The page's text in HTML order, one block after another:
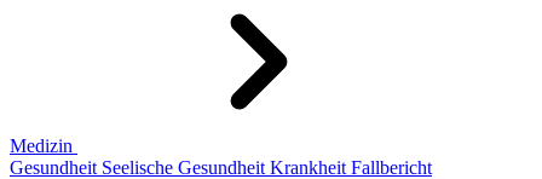
Medizin
Gesundheit Seelische Gesundheit Krankheit Fallbericht